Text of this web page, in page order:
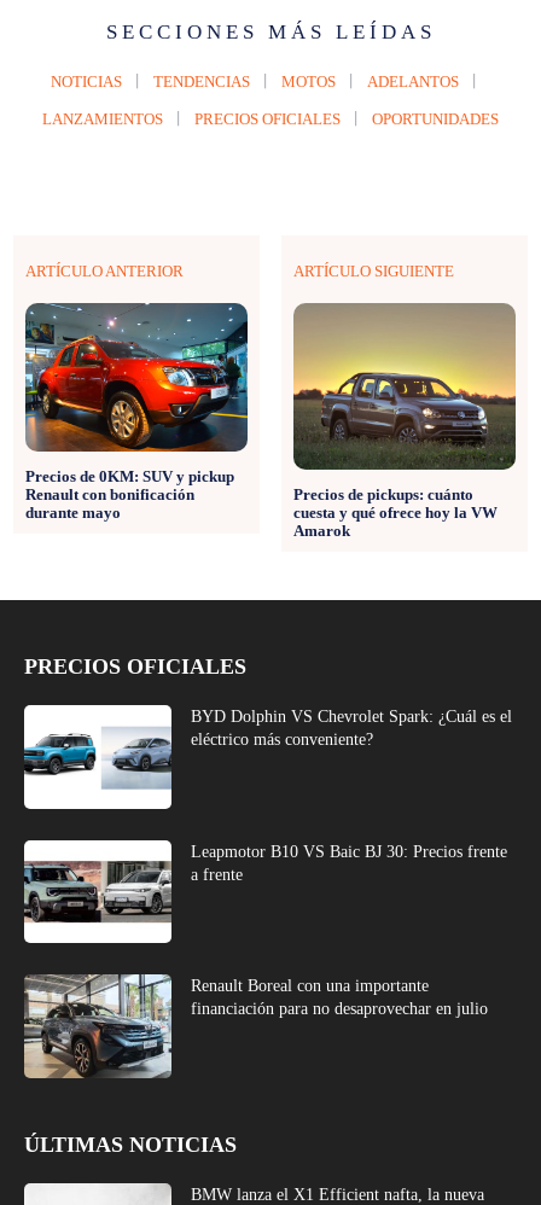
SECCIONES MÁS LEÍDAS
NOTICIAS TENDENCIAS MOTOS ADELANTOS
LANZAMIENTOS PRECIOS OFICIALES OPORTUNIDADES
ARTÍCULO ANTERIOR
Precios de 0KM: SUV y pickup
Renault con bonificación
durante mayo
ARTÍCULO SIGUIENTE
Precios de pickups: cuánto
cuesta y qué ofrece hoy la VW
Amarok
PRECIOS OFICIALES
BYD Dolphin VS Chevrolet Spark: ¿Cuál es el
eléctrico más conveniente?
Leapmotor B10 VS Baic BJ 30: Precios frente
a frente
Renault Boreal con una importante
financiación para no desaprovechar en julio
ÚLTIMAS NOTICIAS
BMW lanza el X1 Efficient nafta, la nueva